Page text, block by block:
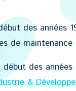
des années
de
début des
&